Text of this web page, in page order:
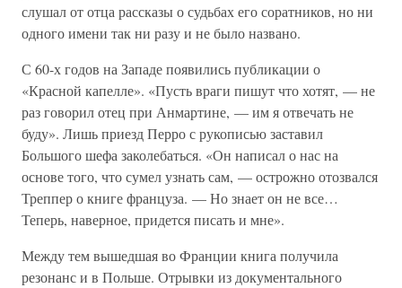
слушал от отца рассказы о судьбах его соратников, но ни
одного имени так ни разу и не было названо.
С 60-х годов на Западе появились публикации о
«Красной капелле». «Пусть враги пишут что хотят, — не
раз говорил отец при Анмартине, — им я отвечать не
буду». Лишь приезд Перро с рукописью заставил
Большого шефа заколебаться. «Он написал о нас на
основе того, что сумел узнать сам, — острожно отозвался
Треппер о книге француза. — Но знает он не все…
Теперь, наверное, придется писать и мне».
Между тем вышедшая во Франции книга получила
резонанс и в Польше. Отрывки из документального